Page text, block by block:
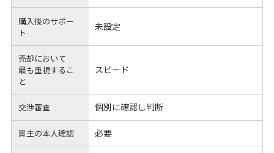
購入後のサポー
ト
未設定
売却において
最も重視するこ
と
スピード
交渉審査 個別に確認し判断
買主の本人確認 必要